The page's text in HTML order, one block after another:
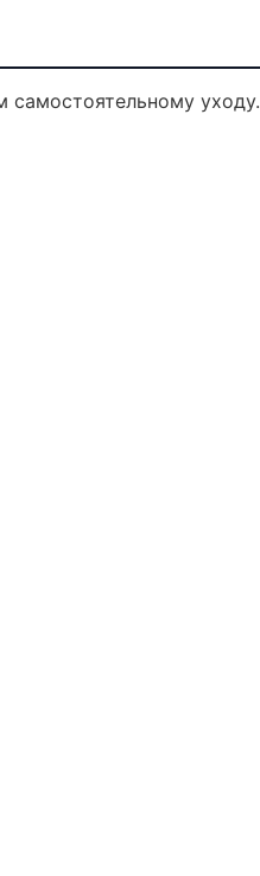
уходу.